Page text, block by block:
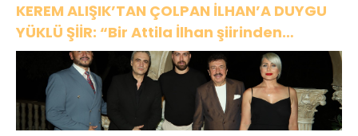
KEREM ALIŞIK’TAN ÇOLPAN İLHAN’A DUYGU
YÜKLÜ ŞİİR: “Bir Attila İlhan şiirinden
çıkmıştı sanki”